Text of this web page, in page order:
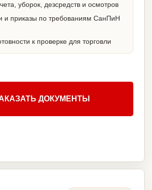
уборок, дезсредств и осмотров
и приказы по требованиям СанПиН
к проверке для торговли
ДОКУМЕНТЫ